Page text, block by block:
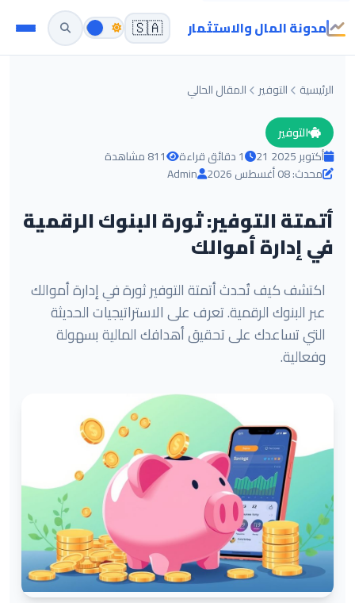
مدونة المال والاستثمار 🇸🇦
الرئيسية التوفير المقال الحالي
التوفير
21 أكتوبر 2025
1 دقائق قراءة
811 مشاهدة
محدث: 08 أغسطس 2026
Admin
أتمتة التوفير: ثورة البنوك الرقمية
في إدارة أموالك
اكتشف كيف تُحدث أتمتة التوفير ثورة في إدارة أموالك
عبر البنوك الرقمية. تعرف على الاستراتيجيات الحديثة
التي تساعدك على تحقيق أهدافك المالية بسهولة
وفعالية.